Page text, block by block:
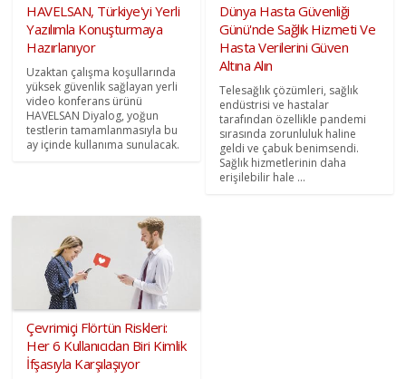
HAVELSAN, Türkiye'yi Yerli
Yazılımla Konuşturmaya
Hazırlanıyor
Uzaktan çalışma koşullarında
yüksek güvenlik sağlayan yerli
video konferans ürünü
HAVELSAN Diyalog, yoğun
testlerin tamamlanmasıyla bu
ay içinde kullanıma sunulacak.
Dünya Hasta Güvenliği
Günü'nde Sağlık Hizmeti Ve
Hasta Verilerini Güven
Altına Alın
Telesağlık çözümleri, sağlık
endüstrisi ve hastalar
tarafından özellikle pandemi
sırasında zorunluluk haline
geldi ve çabuk benimsendi.
Sağlık hizmetlerinin daha
erişilebilir hale ...
Çevrimiçi Flörtün Riskleri:
Her 6 Kullanıcıdan Biri Kimlik
İfşasıyla Karşılaşıyor